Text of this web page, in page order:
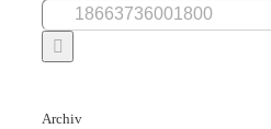
Archiv